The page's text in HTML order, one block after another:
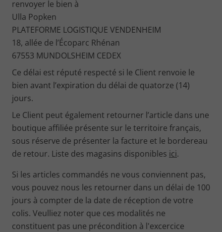
renvoyer le bien à
Ulla Popken
PLATEFORME LOGISTIQUE VENDENHEIM
18, allée de l’Écoparc Rhénan
67553 MUNDOLSHEIM CEDEX
Ce délai est réputé respecté si le Client renvoie le
bien avant l’expiration du délai de quatorze (14)
jours.
Le Client peut également retourner l’article dans une
boutique affiliée présente sur le territoire français,
sous réserve de présenter la facture et le bordereau
de retour. Liste des magasins disponibles ici.
Si les articles commandés ne vous conviennent pas,
vous pouvez nous les retourner dans un délai de 100
jours à compter de la date de réception de votre
colis. Veulliez noter que ces modalités ne
constituent pas une précondition à l'excercice